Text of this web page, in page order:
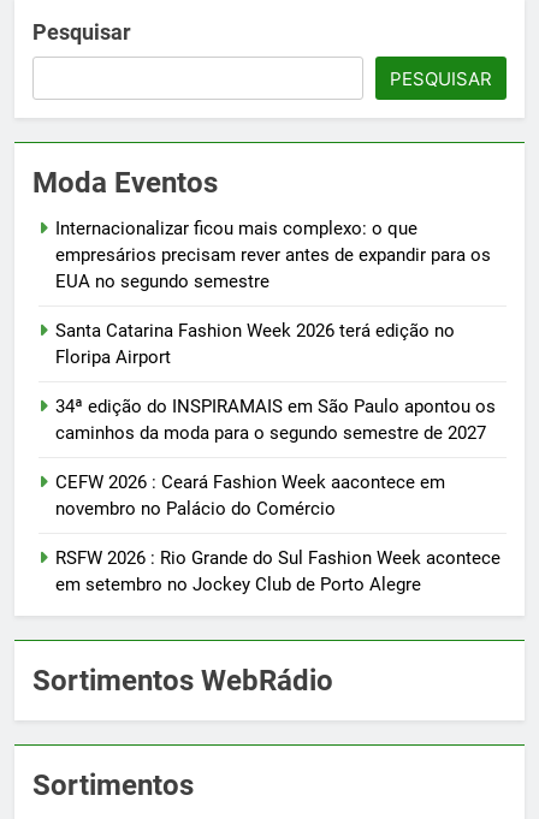
Pesquisar
PESQUISAR
Moda Eventos
Internacionalizar ficou mais complexo: o que
empresários precisam rever antes de expandir para os
EUA no segundo semestre
Santa Catarina Fashion Week 2026 terá edição no
Floripa Airport
34ª edição do INSPIRAMAIS em São Paulo apontou os
caminhos da moda para o segundo semestre de 2027
CEFW 2026 : Ceará Fashion Week aacontece em
novembro no Palácio do Comércio
RSFW 2026 : Rio Grande do Sul Fashion Week acontece
em setembro no Jockey Club de Porto Alegre
Sortimentos WebRádio
Sortimentos